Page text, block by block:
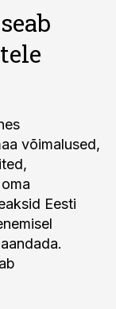
võimalused,
Eesti